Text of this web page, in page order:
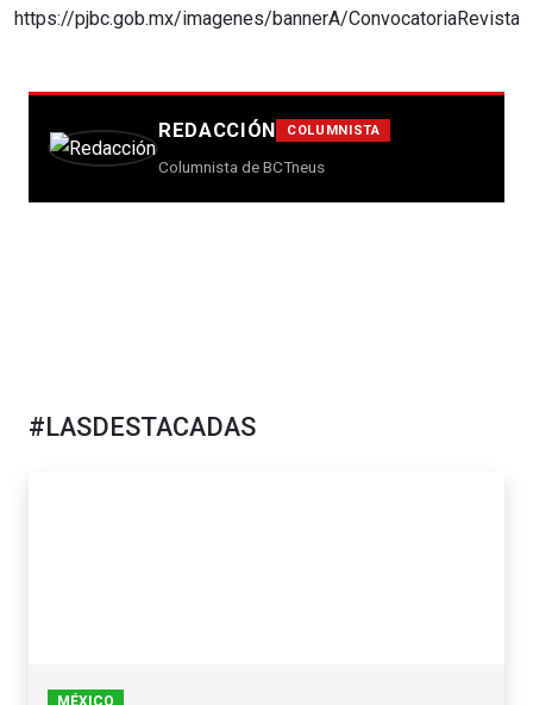
https://pjbc.gob.mx/imagenes/bannerA/
REDACCIÓN COLUMNISTA
Columnista de BCTneus
#LASDESTACADAS
MÉXICO